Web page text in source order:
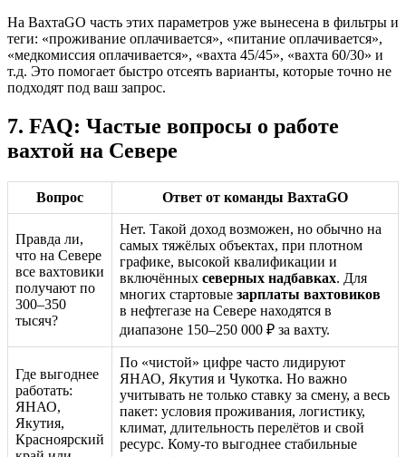
На ВахтаGO часть этих параметров уже вынесена в фильтры и
теги: «проживание оплачивается», «питание оплачивается»,
«медкомиссия оплачивается», «вахта 45/45», «вахта 60/30» и
т.д. Это помогает быстро отсеять варианты, которые точно не
подходят под ваш запрос.
7. FAQ: Частые вопросы о работе
вахтой на Севере
Вопрос Ответ от команды ВахтаGO
Правда ли,
что на Севере
все вахтовики
получают по
300–350
тысяч?
Нет. Такой доход возможен, но обычно на
самых тяжёлых объектах, при плотном
графике, высокой квалификации и
включённых северных надбавках. Для
многих стартовые зарплаты вахтовиков
в нефтегазе на Севере находятся в
диапазоне 150–250 000 ₽ за вахту.
Где выгоднее
работать:
ЯНАО,
Якутия,
Красноярский
По «чистой» цифре часто лидируют
ЯНАО, Якутия и Чукотка. Но важно
учитывать не только ставку за смену, а весь
пакет: условия проживания, логистику,
климат, длительность перелётов и свой
ресурс. Кому-то выгоднее стабильные